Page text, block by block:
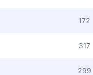
172
317
299